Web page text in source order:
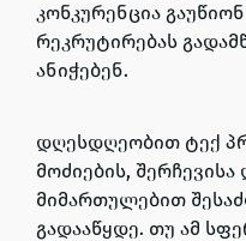
კონკურენცია
რეკრუტირებას
ანიჭებენ.
დღესდღეობით ტექ
მოძიების, შერჩევისა
მიმართულებით
გადააწყდე. თუ ამ